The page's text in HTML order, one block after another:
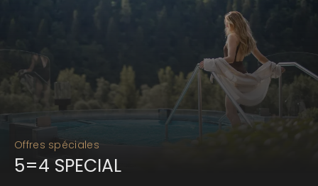
Offres spéciales
5=4 SPECIAL